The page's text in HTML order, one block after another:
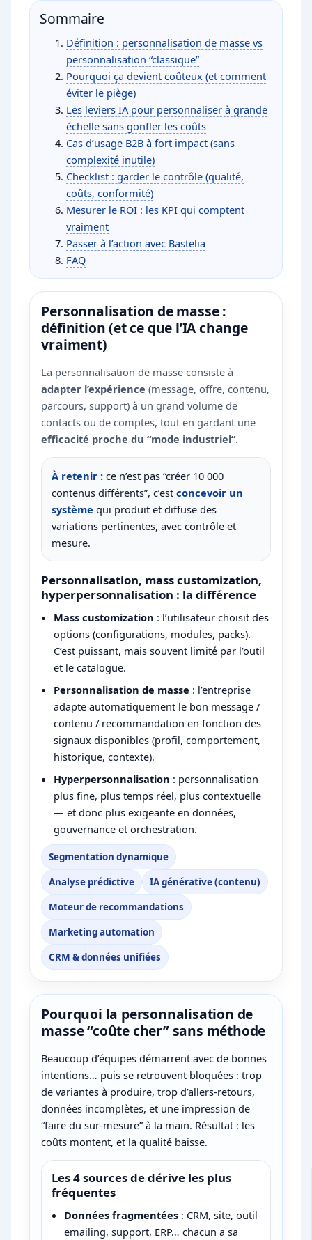
Sommaire
Définition : personnalisation de masse vs
personnalisation “classique”
Pourquoi ça devient coûteux (et comment
éviter le piège)
Les leviers IA pour personnaliser à grande
échelle sans gonfler les coûts
Cas d’usage B2B à fort impact (sans
complexité inutile)
Checklist : garder le contrôle (qualité,
coûts, conformité)
Mesurer le ROI : les KPI qui comptent
vraiment
Passer à l’action avec Bastelia
FAQ
Personnalisation de masse :
définition (et ce que l’IA change
vraiment)
La personnalisation de masse consiste à
adapter l’expérience (message, offre, contenu,
parcours, support) à un grand volume de
contacts ou de comptes, tout en gardant une
efficacité proche du “mode industriel”.
À retenir : ce n’est pas “créer 10 000
contenus différents”, c’estconcevoir un
système qui produit et diffuse des
variations pertinentes, avec contrôle et
mesure.
Personnalisation, mass customization,
hyperpersonnalisation : la différence
Mass customization : l’utilisateur choisit des
options (configurations, modules, packs).
C’est puissant, mais souvent limité par l’outil
et le catalogue.
Personnalisation de masse : l’entreprise
adapte automatiquement le bon message /
contenu / recommandation en fonction des
signaux disponibles (profil, comportement,
historique, contexte).
Hyperpersonnalisation : personnalisation
plus fine, plus temps réel, plus contextuelle
— et donc plus exigeante en données,
gouvernance et orchestration.
Segmentation dynamique
Analyse prédictive
IA générative (contenu)
Moteur de recommandations
Marketing automation
CRM & données unifiées
Pourquoi la personnalisation de
masse “coûte cher” sans méthode
Beaucoup d’équipes démarrent avec de bonnes
intentions… puis se retrouvent bloquées : trop
de variantes à produire, trop d’allers-retours,
données incomplètes, et une impression de
“faire du sur-mesure” à la main. Résultat : les
coûts montent, et la qualité baisse.
Les 4 sources de dérive les plus
fréquentes
Données fragmentées : CRM, site, outil
emailing, support, ERP… chacun a sa